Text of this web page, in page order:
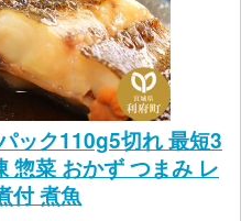
ック110g5切れ 最短3
惣菜 おかず つまみ レ
付 煮魚